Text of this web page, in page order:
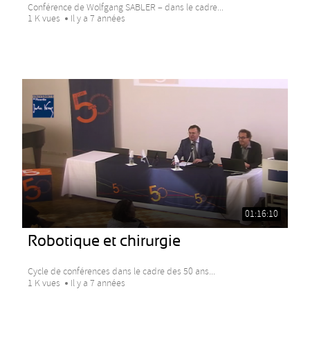
Conférence de Wolfgang SABLER – dans le cadre...
1 K vues
Il y a 7 années
01:16:10
Robotique et chirurgie
Cycle de conférences dans le cadre des 50 ans...
1 K vues
Il y a 7 années